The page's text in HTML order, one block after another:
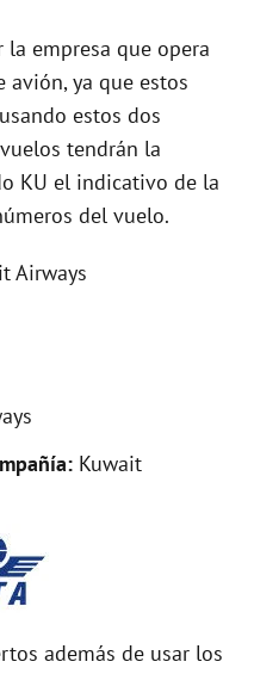
empresa que opera
ya que estos
estos dos
tendrán la
KU el indicativo de la
del vuelo.
Airways
Kuwait
además de usar los